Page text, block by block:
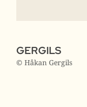
GERGILS
© Håkan Gergils